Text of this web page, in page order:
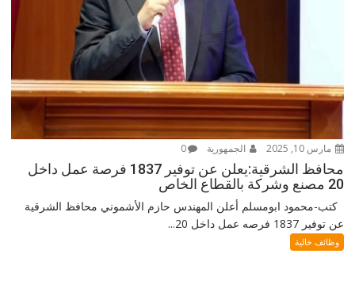
مارس 10, 2025 الجمهورية 0
محافظ الشرقية:يعلن عن توفير 1837 فرصة عمل داخل
20 مصنع وشركة بالقطاع الخاص
كتب-محمود ابومسلم أعلن المهندس حازم الأشموني محافظ الشرقية
عن توفير 1837 فرصه عمل داخل 20...
وظائف خالية